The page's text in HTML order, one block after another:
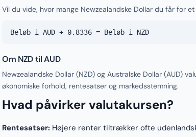
Vil du vide, hvor mange Newzealandske Dollar du får for
Beløb i AUD ÷ 0.8336 = Beløb i NZD
Om NZD til AUD
Newzealandske Dollar (NZD) og Australske Dollar (AUD)
økonomiske forhold, rentesatser og markedsstemning.
Hvad påvirker valutakursen?
Rentesatser: Højere renter tiltrækker ofte